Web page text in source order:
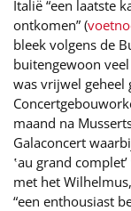
Italië “een laatste
ontkomen” (
bleek volgens de
buitengewoon
was vrijwel geheel
maand na
Galaconcert
‛au grand
met het
“een enthousiast